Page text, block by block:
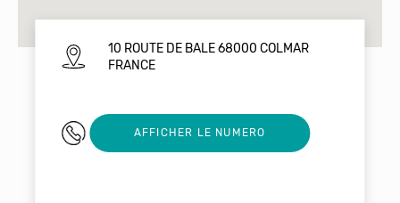
10 ROUTE DE BALE 68000 COLMAR
FRANCE
03 89 21 58 58
AFFICHER LE NUMERO